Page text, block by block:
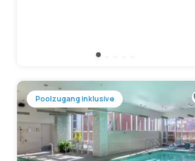
Poolzugang inklusive